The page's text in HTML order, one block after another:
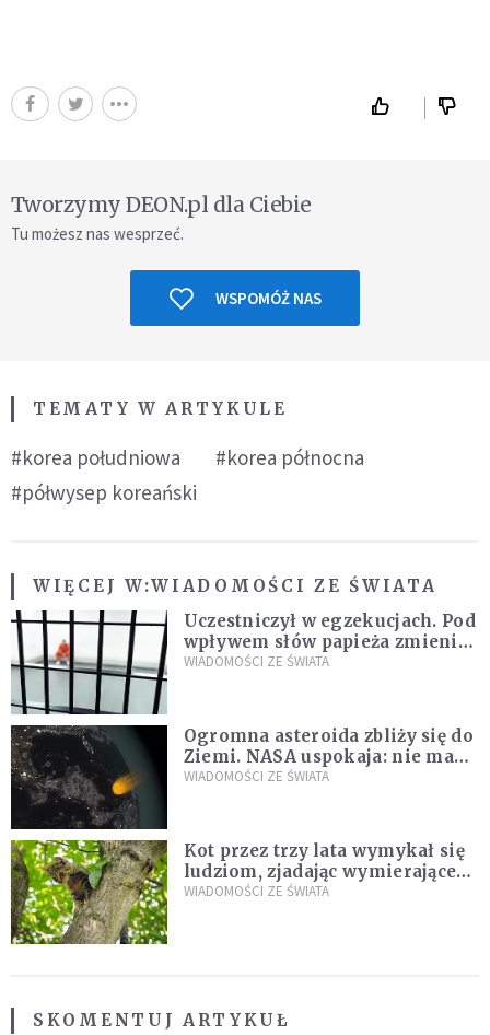
Tworzymy DEON.pl dla Ciebie
Tu możesz nas wesprzeć.
WSPOMÓŻ NAS
TEMATY W ARTYKULE
#korea południowa
#korea północna
#półwysep koreański
WIĘCEJ W:WIADOMOŚCI ZE ŚWIATA
Uczestniczył w egzekucjach. Pod
wpływem słów papieża zmienił
zdanie
WIADOMOŚCI ZE ŚWIATA
Ogromna asteroida zbliży się do
Ziemi. NASA uspokaja: nie ma
zagrożenia
WIADOMOŚCI ZE ŚWIATA
Kot przez trzy lata wymykał się
ludziom, zjadając wymierające
kaczki. W końcu popełnił
WIADOMOŚCI ZE ŚWIATA
SKOMENTUJ ARTYKUŁ